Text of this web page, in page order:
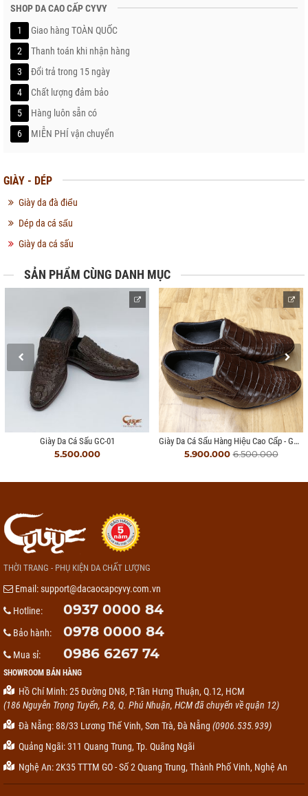
SHOP DA CAO CẤP CYVY
1
Giao hàng TOÀN QUỐC
2
Thanh toán khi nhận hàng
3
Đổi trả trong 15 ngày
4
Chất lượng đảm bảo
5
Hàng luôn sẵn có
6
MIỄN PHÍ vận chuyển
GIÀY - DÉP
Giày da đà điểu
Dép da cá sấu
Giày da cá sấu
SẢN PHẨM CÙNG DANH MỤC
Giày Da Cá Sấu GC-01
5.500.000
Giày Da Cá Sấu Hàng Hiệu Cao Cấp - GCCL412
5.900.0006.500.000
THỜI TRANG - PHỤ KIỆN DA CHẤT LƯỢNG
Email:support@dacaocapcyvy.com.vn
Hotline:
0937 0000 84
Bảo hành: 0978 0000 84
Mua sỉ: 0986 6267 74
SHOWROOM BÁN HÀNG
Hồ Chí Minh: 25 Đường DN8, P.Tân Hưng Thuận, Q.12, HCM
(186 Nguyễn Trọng Tuyển, P.8, Q. Phú Nhuận, HCM đã chuyển về quận 12)
Đà Nẵng: 88/33 Lương Thế Vinh, Sơn Trà, Đà Nẵng (0906.535.939)
Quảng Ngãi: 311 Quang Trung, Tp. Quãng Ngãi
Nghệ An: 2K35 TTTM GO - Số 2 Quang Trung, Thành Phố Vinh, Nghệ An